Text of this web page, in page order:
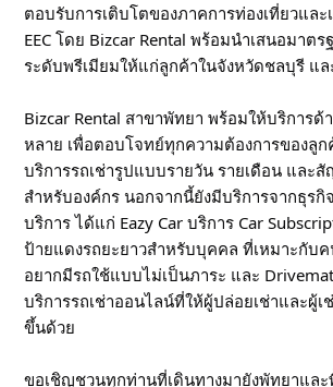
ตอบรับการเติบโตของภาคการท่องเที่ยวแล
EEC โดย Bizcar Rental พร้อมนำเสนอมาตร
ระดับพรีเมียมให้แก่ลูกค้าในจังหวัดชลบุรี แล
Bizcar Rental สาขาพัทยา พร้อมให้บริการ
หลาย เพื่อตอบโจทย์ทุกความต้องการของลูก
บริการรถเช่ารูปแบบรายวัน รายเดือน และ
สำหรับองค์กร นอกจากนี้ยังมีบริการจากธุรกิ
บริการ ได้แก่ Eazy Car บริการ Car
ป้ายแดงรถยะยาวสำหรับบุคคล ที่เหมาะกับ
อยากมีรถใช้แบบไม่เป็นภาระ และ
บริการรถเช่าออนไลน์ที่ให้ผู้ปล่อยเช่าและผู้เ
ขึ้นด้วย
ขอเชิญชวนทุกท่านที่เดินทางมายังพัทยาและ